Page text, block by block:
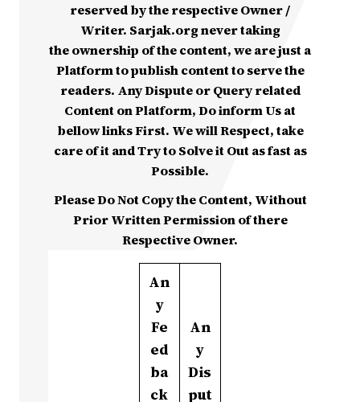
reserved by the respective Owner /
Writer. Sarjak.org never taking
the ownership of the content, we are just a
Platform to publish content to serve the
readers. Any Dispute or Query related
Content on Platform, Do inform Us at
bellow links First. We will Respect, take
care of it and Try to Solve it Out as fast as
Possible.
Please Do Not Copy the Content, Without
Prior Written Permission of there
Respective Owner.
An
y
Fe
ed
ba
ck
An
y
Dis
put